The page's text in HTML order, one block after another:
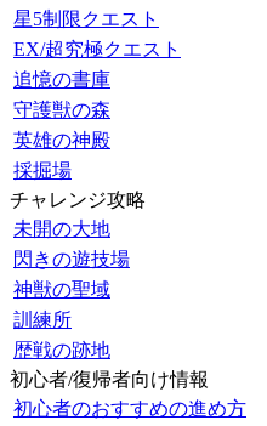
星5制限クエスト
EX/超究極クエスト
追憶の書庫
守護獣の森
英雄の神殿
採掘場
チャレンジ攻略
未開の大地
閃きの遊技場
神獣の聖域
訓練所
歴戦の跡地
初心者/復帰者向け情報
初心者のおすすめの進め方